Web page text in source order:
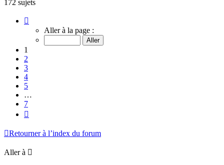
172 sujets
sur
Aller à la page :
1
2
3
4
5
…
7
Retourner à l’index du forum
Aller à